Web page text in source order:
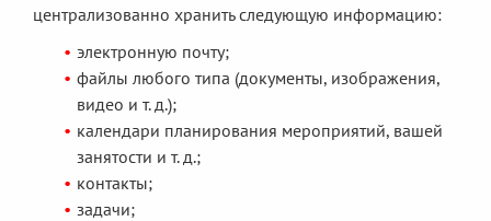
централизованно хранить следующую информацию:
электронную почту;
файлы любого типа (документы, изображения,
видео и т. д.);
календари планирования мероприятий, вашей
занятости и т. д.;
контакты;
задачи;